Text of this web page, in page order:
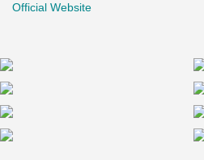
Official Website